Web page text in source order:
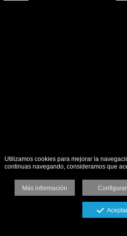
Utilizamos cookies para mejorar la
continuas navegando, consideramos que
Más información Configurar